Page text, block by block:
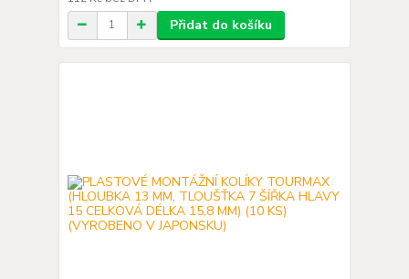
Přidat do košíku